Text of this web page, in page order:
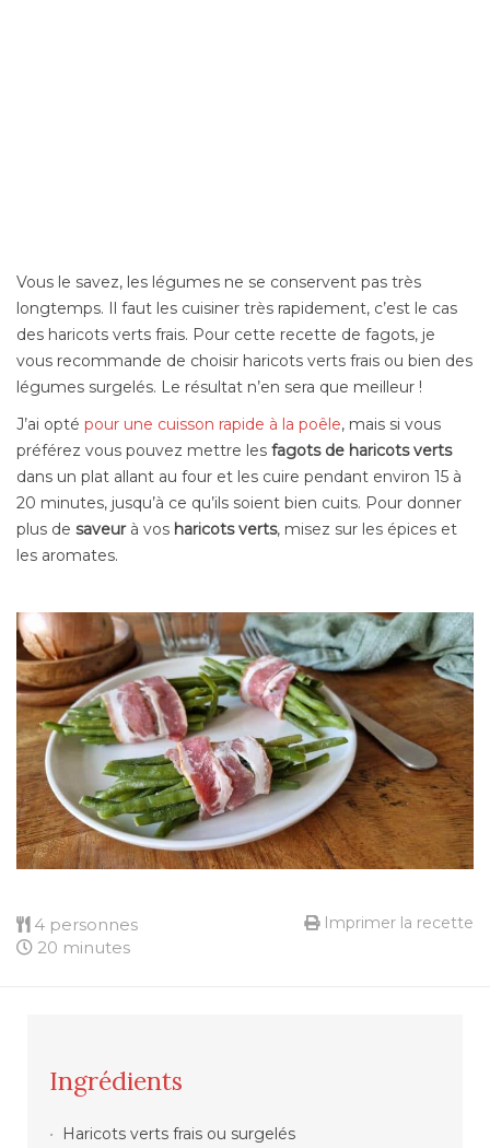
Vous le savez, les légumes ne se conservent pas très
longtemps. Il faut les cuisiner très rapidement, c’est le cas
des haricots verts frais. Pour cette recette de fagots, je
vous recommande de choisir haricots verts frais ou bien des
légumes surgelés. Le résultat n’en sera que meilleur !
J’ai opté pour une cuisson rapide à la poêle, mais si vous
préférez vous pouvez mettre les fagots de haricots verts
dans un plat allant au four et les cuire pendant environ 15 à
20 minutes, jusqu’à ce qu’ils soient bien cuits. Pour donner
plus de saveurà vos haricots verts, misez sur les épices et
les aromates.
4 personnes
20 minutes
Imprimer la recette
Ingrédients
Haricots verts frais ou surgelés